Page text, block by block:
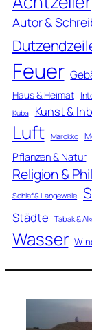
Autor &
Feuer
Haus & Heimat
Kuba Kunst &
Luft Marokko
Pflanzen & Natur
Religion &
Schlaf & Langeweile
Städte Tabak &
Wasser